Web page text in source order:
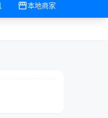
storefront本地商家